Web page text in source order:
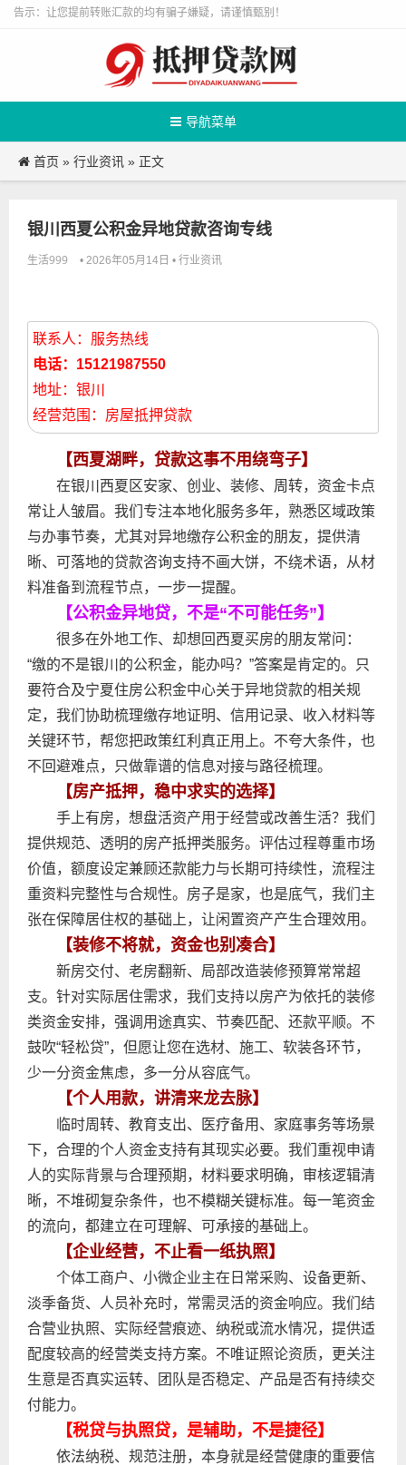
告示：让您提前转账汇款的均有骗子嫌疑，请谨慎甄别！
导航菜单
首页 » 行业资讯 » 正文
银川西夏公积金异地贷款咨询专线
生活999 • 2026年05月14日 • 行业资讯
联系人：服务热线
电话：15121987550
地址：银川
经营范围：房屋抵押贷款
【西夏湖畔，贷款这事不用绕弯子】
在银川西夏区安家、创业、装修、周转，资金卡点
常让人皱眉。我们专注本地化服务多年，熟悉区域政策
与办事节奏，尤其对异地缴存公积金的朋友，提供清
晰、可落地的贷款咨询支持不画大饼，不绕术语，从材
料准备到流程节点，一步一提醒。
【公积金异地贷，不是“不可能任务”】
很多在外地工作、却想回西夏买房的朋友常问：
“缴的不是银川的公积金，能办吗？”答案是肯定的。只
要符合及宁夏住房公积金中心关于异地贷款的相关规
定，我们协助梳理缴存地证明、信用记录、收入材料等
关键环节，帮您把政策红利真正用上。不夸大条件，也
不回避难点，只做靠谱的信息对接与路径梳理。
【房产抵押，稳中求实的选择】
手上有房，想盘活资产用于经营或改善生活？我们
提供规范、透明的房产抵押类服务。评估过程尊重市场
价值，额度设定兼顾还款能力与长期可持续性，流程注
重资料完整性与合规性。房子是家，也是底气，我们主
张在保障居住权的基础上，让闲置资产产生合理效用。
【装修不将就，资金也别凑合】
新房交付、老房翻新、局部改造装修预算常常超
支。针对实际居住需求，我们支持以房产为依托的装修
类资金安排，强调用途真实、节奏匹配、还款平顺。不
鼓吹“轻松贷”，但愿让您在选材、施工、软装各环节，
少一分资金焦虑，多一分从容底气。
【个人用款，讲清来龙去脉】
临时周转、教育支出、医疗备用、家庭事务等场景
下，合理的个人资金支持有其现实必要。我们重视申请
人的实际背景与合理预期，材料要求明确，审核逻辑清
晰，不堆砌复杂条件，也不模糊关键标准。每一笔资金
的流向，都建立在可理解、可承接的基础上。
【企业经营，不止看一纸执照】
个体工商户、小微企业主在日常采购、设备更新、
淡季备货、人员补充时，常需灵活的资金响应。我们结
合营业执照、实际经营痕迹、纳税或流水情况，提供适
配度较高的经营类支持方案。不唯证照论资质，更关注
生意是否真实运转、团队是否稳定、产品是否有持续交
付能力。
【税贷与执照贷，是辅助，不是捷径】
依法纳税、规范注册，本身就是经营健康的重要信